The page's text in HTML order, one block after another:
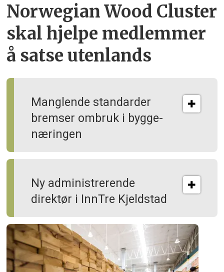
Norwegian Wood Cluster
skal hjelpe medlemmer
å satse utenlands
Manglende standarder
bremser ombruk i bygge­
næringen
Ny administrerende
direktør i InnTre Kjeldstad